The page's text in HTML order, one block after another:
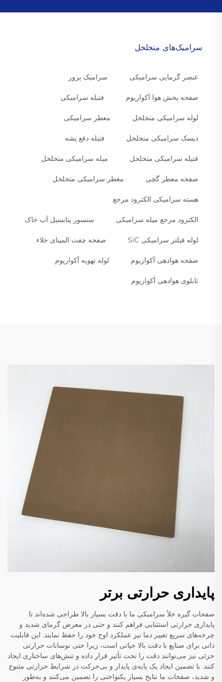
سرامیک‌های متخلخل
عنصر گرمایی سرامیکی سرامیک پرور
صفحه پخش هوا آکواریوم فتیله سرامیکی
لوله سرامیکی متخلخل معطر سرامیکی
دیسک سرامیکی متخلخل فتیله دفع پشه
فتیله سرامیکی متخلخل میله سرامیکی متخلخل
صفحه معطر گچی معطر سرامیکی متخلخل
هسته سرامیکی الکترود مرجع
الکترود مرجع میله سرامیکی سنسور پتانسیل آب خاک
لوله فیلتر سرامیکی SiC صفحه چفت المینای خلاء
صفحه هوادهی آکواریوم لوله تهویه آکواریوم
تابلوی هوادهی آکواریوم
پایداری حرارتی برتر
صفحات گیره خلأ سرامیکی ما با دقت بسیار بالا طراحی شده‌اند تا
پایداری حرارتی استثنایی فراهم کنند و حتی در معرض گرمای شدید و
چرخه‌های سریع تغییر دما نیز عملکرد اوج خود را حفظ نمایند. این قابلیت
ذاتی برای صنایع با دقت بالا حیاتی است، زیرا حتی نوسانات حرارتی
جزئی نیز می‌توانند دقت را تحت تأثیر قرار داده و تنش‌های ساختاری ایجاد
کنند. با تضمین ایجاد یک پایه‌ی پایدار و بی‌حرکت در شرایط حرارتی متنوع
و شدید، صفحات ما نتایج بسیار یکنواختی را تضمین می‌کنند و به‌طور